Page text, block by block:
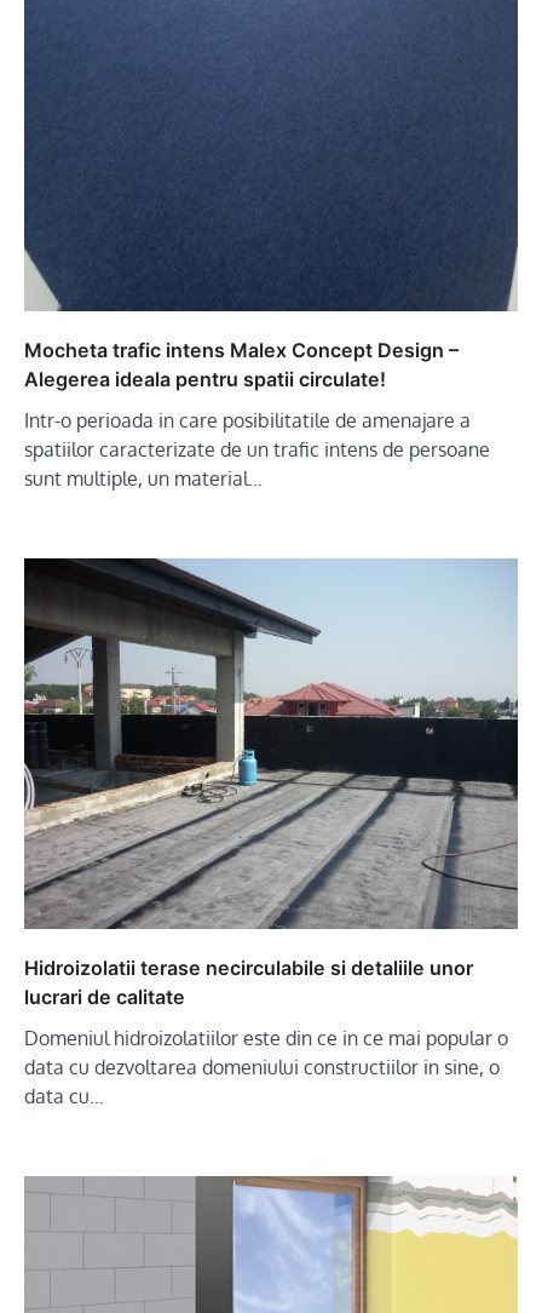
Mocheta trafic intens Malex Concept Design –
Alegerea ideala pentru spatii circulate!
Intr-o perioada in care posibilitatile de amenajare a
spatiilor caracterizate de un trafic intens de persoane
sunt multiple, un material…
Hidroizolatii terase necirculabile si detaliile unor
lucrari de calitate
Domeniul hidroizolatiilor este din ce in ce mai popular o
data cu dezvoltarea domeniului constructiilor in sine, o
data cu…